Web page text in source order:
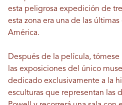
esta peligrosa expedición de
esta zona era una de las
América.
Después de la película,
las exposiciones del único
dedicado exclusivamente a la
esculturas que representan las